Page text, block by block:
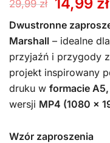
29,99zł
cena
29,99
Dwustronne
Marshall – idealne
przyjaźń i przygody
projekt inspirowany
druku w formacie
wersji MP4 (1080 x
Wzór zaproszenia